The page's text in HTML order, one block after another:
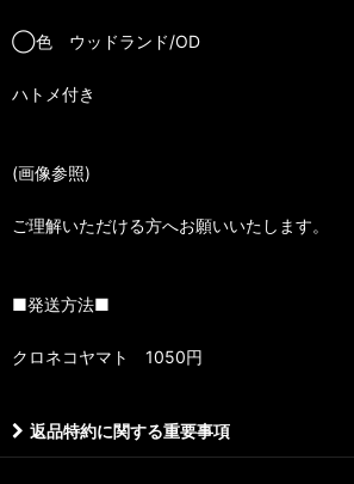
◯色 ウッドランド/OD
ハトメ付き
(画像参照)
ご理解いただける方へお願いいたします。
■発送方法■
クロネコヤマト 1050円
返品特約に関する重要事項